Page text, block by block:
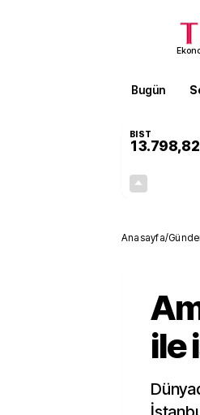
Bugün
BIST
13.798,82
Anasayfa/
ile